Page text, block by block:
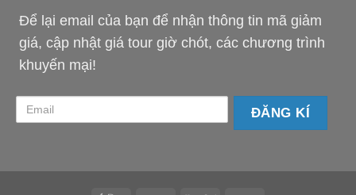
Để lại email của bạn để nhận thông tin mã giảm
giá, cập nhật giá tour giờ chót, các chương trình
khuyến mại!
email-
km